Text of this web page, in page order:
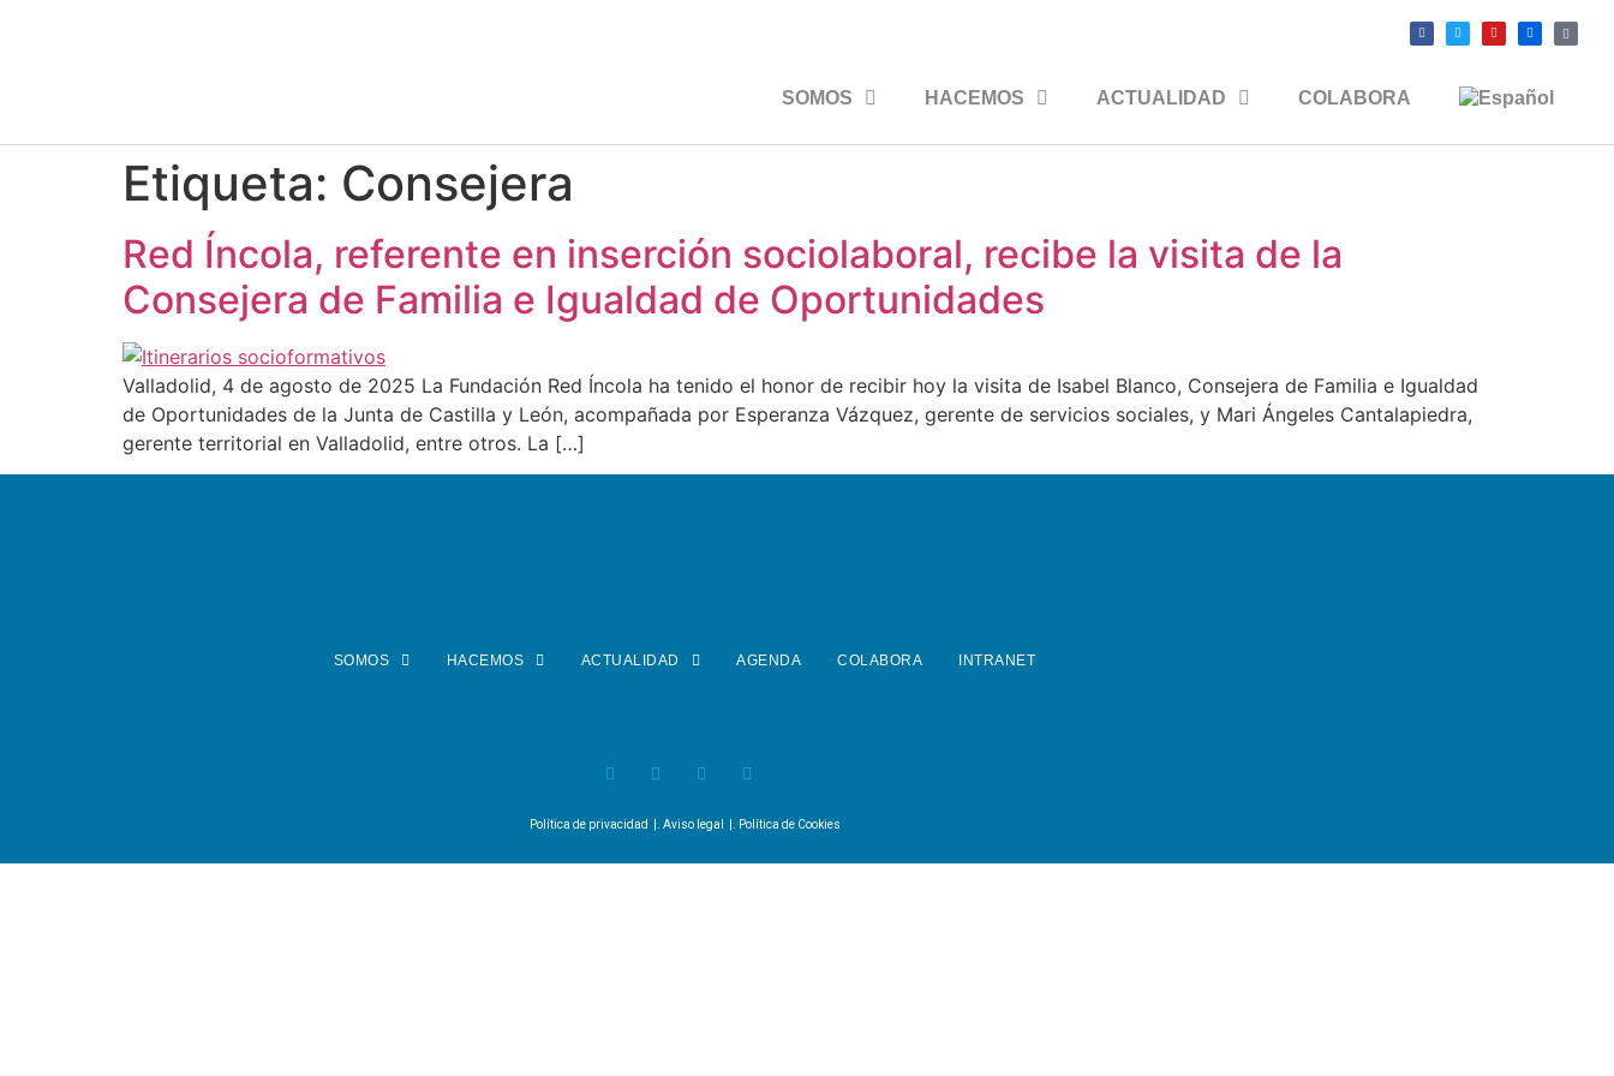
SOMOS HACEMOS ACTUALIDAD COLABORA
Etiqueta: Consejera
Red Íncola, referente en inserción sociolaboral, recibe la visita de la
Consejera de Familia e Igualdad de Oportunidades
Valladolid, 4 de agosto de 2025 La Fundación Red Íncola ha tenido el honor de recibir hoy la visita de Isabel Blanco, Consejera de Familia e Igualdad
de Oportunidades de la Junta de Castilla y León, acompañada por Esperanza Vázquez, gerente de servicios sociales, y Mari Ángeles Cantalapiedra,
gerente territorial en Valladolid, entre otros. La […]
SOMOS HACEMOS ACTUALIDAD AGENDA COLABORA INTRANET
Política de privacidad |. Aviso legal |. Política de Cookies